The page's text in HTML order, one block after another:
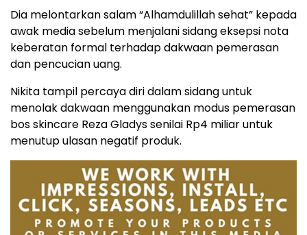
Dia melontarkan salam “Alhamdulillah sehat” kepada
awak media sebelum menjalani sidang eksepsi nota
keberatan formal terhadap dakwaan pemerasan
dan pencucian uang.
Nikita tampil percaya diri dalam sidang untuk
menolak dakwaan menggunakan modus pemerasan
bos skincare Reza Gladys senilai Rp4 miliar untuk
menutup ulasan negatif produk.